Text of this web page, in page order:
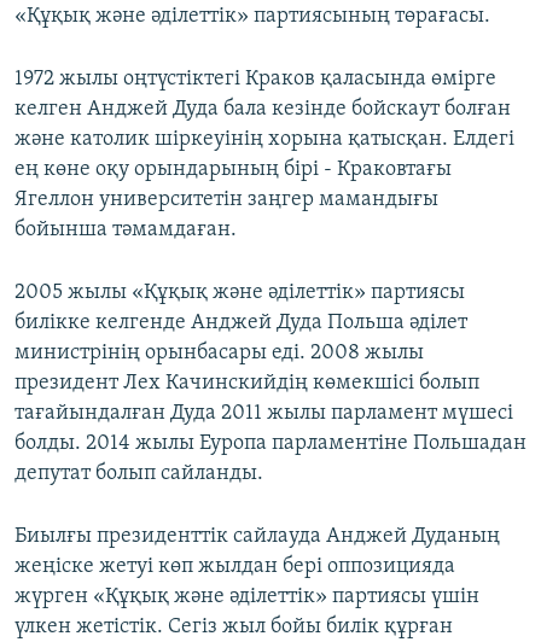
«Құқық және әділеттік» партиясының төрағасы.
1972 жылы оңтүстіктегі Краков қаласында өмірге
келген Анджей Дуда бала кезінде бойскаут болған
және католик шіркеуінің хорына қатысқан. Елдегі
ең көне оқу орындарының бірі - Краковтағы
Ягеллон университетін заңгер мамандығы
бойынша тәмамдаған.
2005 жылы «Құқық және әділеттік» партиясы
билікке келгенде Анджей Дуда Польша әділет
министрінің орынбасары еді. 2008 жылы
президент Лех Качинскийдің көмекшісі болып
тағайындалған Дуда 2011 жылы парламент мүшесі
болды. 2014 жылы Еуропа парламентіне Польшадан
депутат болып сайланды.
Биылғы президенттік сайлауда Анджей Дуданың
жеңіске жетуі көп жылдан бері оппозицияда
жүрген «Құқық және әділеттік» партиясы үшін
үлкен жетістік. Сегіз жыл бойы билік құрған